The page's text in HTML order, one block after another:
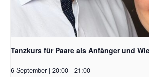
Tanzkurs für Paare als Anfänger und
6 September | 20:00 - 21:00